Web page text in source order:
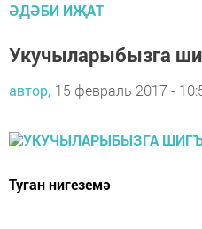
ӘДӘБИ ИҖАТ
Укучыларыбызга
автор, 15 февраль 2017 -
Туган нигеземә